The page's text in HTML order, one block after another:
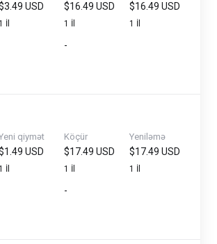
USD
1 İl
$16.49 USD
1 İl
$16.49 USD
1 İl
-
qiymət
USD
1 İl
Köçür
$17.49 USD
1 İl
Yeniləmə
$17.49 USD
1 İl
-